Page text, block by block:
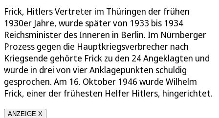
Frick, Hitlers Vertreter im Thüringen der frühen
1930er Jahre, wurde später von 1933 bis 1934
Reichsminister des Inneren in Berlin. Im Nürnberger
Prozess gegen die Hauptkriegsverbrecher nach
Kriegsende gehörte Frick zu den 24 Angeklagten und
wurde in drei von vier Anklagepunkten schuldig
gesprochen. Am 16. Oktober 1946 wurde Wilhelm
Frick, einer der frühesten Helfer Hitlers, hingerichtet.
ANZEIGE X